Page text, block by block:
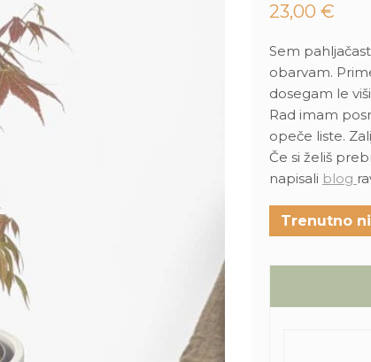
23,00 €
Sem
obarvam.
dosegam le
Rad imam
opeče liste.
Če si želiš
napisali blog
Trenutno